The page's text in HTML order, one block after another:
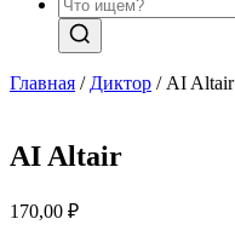
Главная / Диктор / AI Altair
AI Altair
170,00 ₽